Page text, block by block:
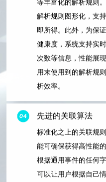
等丰富化的解析规则
解析规则图形化，支
即所得。此外，为保
健康度，系统支持实
次数等信息，性能展
用末使用到的解析规
析效率。
先进的关联算法
标准化之上的关联规
能可确保获得高性能
根据通用事件的任何
可以让用户根据自己